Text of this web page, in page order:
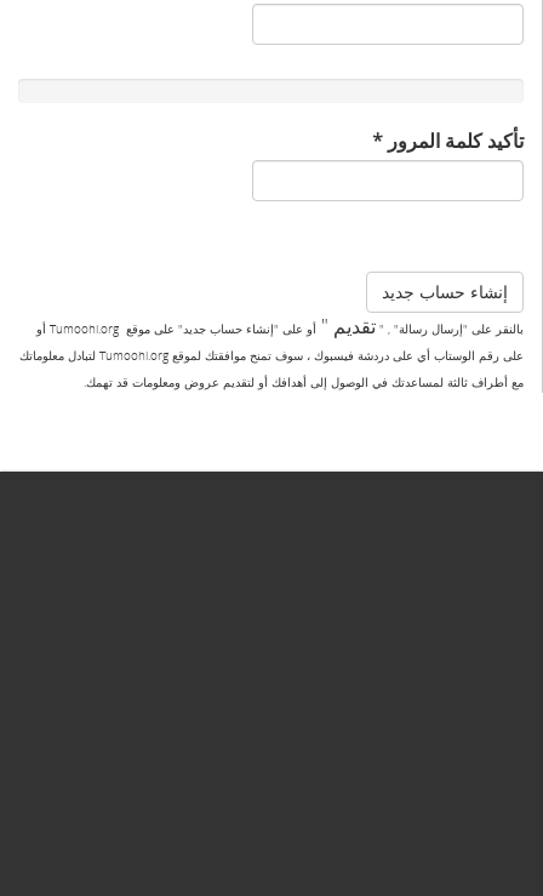
‏تأكيد كلمة المرور ‏ *
إنشاء حساب جديد
بالنقر على "إرسال رسالة" , " تقديم "
أو على "إنشاء حساب جديد" على موقع Tumoohi.org أو
على رقم الوستاب أي على دردشة فيسبوك ، سوف تمنح موافقتك لموقع Tumoohi.org لتبادل معلوماتك
مع أطراف ثالثة لمساعدتك في الوصول إلى أهدافك أو لتقديم عروض ومعلومات قد تهمك.